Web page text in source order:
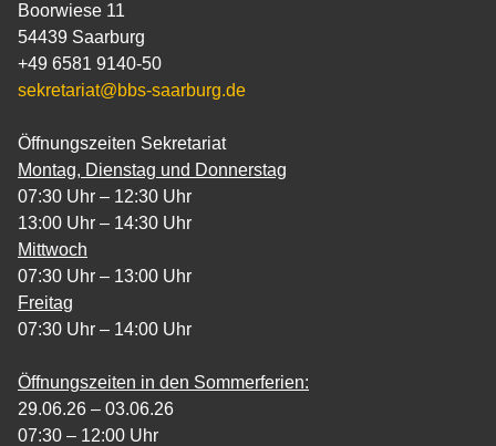
Boorwiese 11
54439 Saarburg
+49 6581 9140-50
sekretariat@bbs-saarburg.de
Öffnungszeiten Sekretariat
Montag, Dienstag und Donnerstag
07:30 Uhr – 12:30 Uhr
13:00 Uhr – 14:30 Uhr
Mittwoch
07:30 Uhr – 13:00 Uhr
Freitag
07:30 Uhr – 14:00 Uhr
Öffnungszeiten in den Sommerferien:
29.06.26 – 03.06.26
07:30 – 12:00 Uhr